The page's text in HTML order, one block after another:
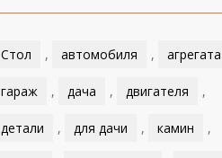
Стол , автомобиля , агрегата
гараж , дача , двигателя ,
детали , для дачи , камин ,